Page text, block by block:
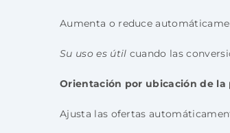
Aumenta o reduce
Su uso es útil cuando las
Orientación por ubicación de
Ajusta las ofertas